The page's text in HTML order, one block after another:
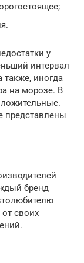
у
интервал
также, иногда
на морозе. В
представлены
бренд
своих